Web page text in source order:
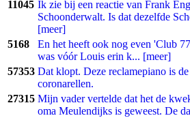
11045 Ik zie bij een reactie van Frank
Schoonderwalt. Is dat dezelfde
[meer]
5168
En het heeft ook nog even 'Club
was vóór Louis erin k... [meer]
57353 Dat klopt. Deze reclamepiano is
coronarellen.
27315 Mijn vader vertelde dat het de
oma Meulendijks is geweest. De